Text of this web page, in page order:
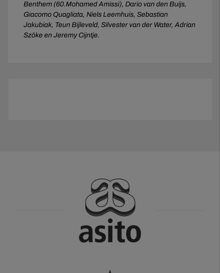
Benthem (60.Mohamed Amissi), Dario van den Buijs,
Giacomo Quagliata, Niels Leemhuis, Sebastian
Jakubiak, Teun Bijleveld, Silvester van der Water, Adrian
Szöke en Jeremy Cijntje.